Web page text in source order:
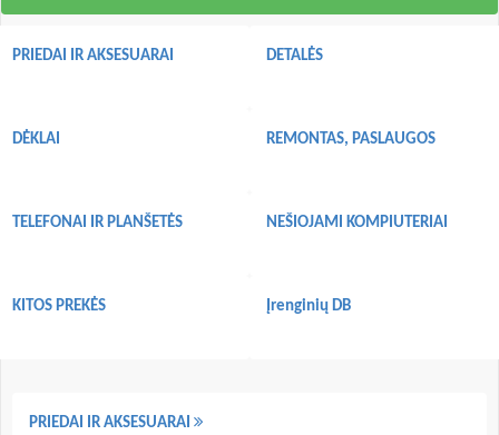
PRIEDAI IR AKSESUARAI DETALĖS
DĖKLAI REMONTAS, PASLAUGOS
TELEFONAI IR PLANŠETĖS NEŠIOJAMI KOMPIUTERIAI
KITOS PREKĖS Įrenginių DB
PRIEDAI IR AKSESUARAI